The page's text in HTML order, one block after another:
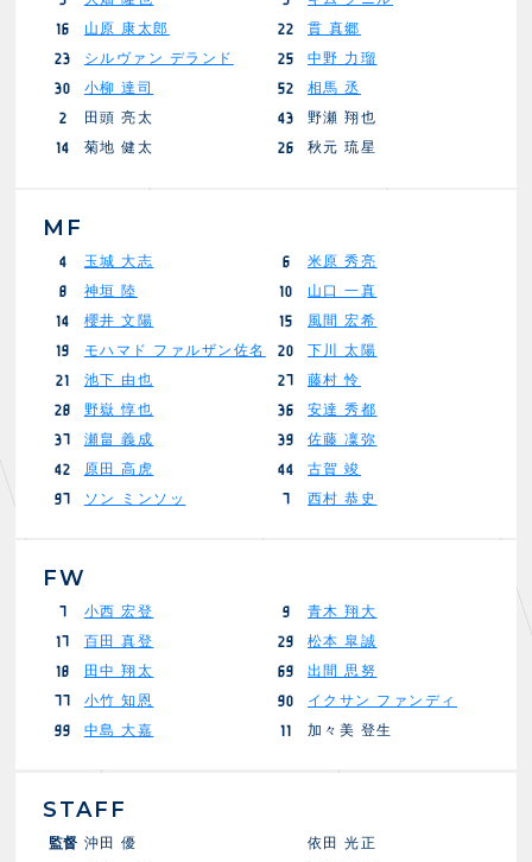
16 山原 康太郎 22 貫 真郷
23 シルヴァン デランド 25 中野 力瑠
30 小柳 達司 52 相馬 丞
2 田頭 亮太 43 野瀬 翔也
14 菊地 健太 26 秋元 琉星
MF
4 玉城 大志 6 米原 秀亮
8 神垣 陸 10 山口 一真
14 櫻井 文陽 15 風間 宏希
19 モハマド ファルザン佐名 20 下川 太陽
21 池下 由也 27 藤村 怜
28 野嶽 惇也 36 安達 秀都
37 瀬畠 義成 39 佐藤 凜弥
42 原田 高虎 44 古賀 竣
97 ソン ミンソッ 7 西村 恭史
FW
7 小西 宏登 9 青木 翔大
17 百田 真登 29 松本 皐誠
18 田中 翔太 69 出間 思努
77 小竹 知恩 90 イクサン ファンディ
99 中島 大嘉 11 加々美 登生
STAFF
監督 沖田 優
依田 光正